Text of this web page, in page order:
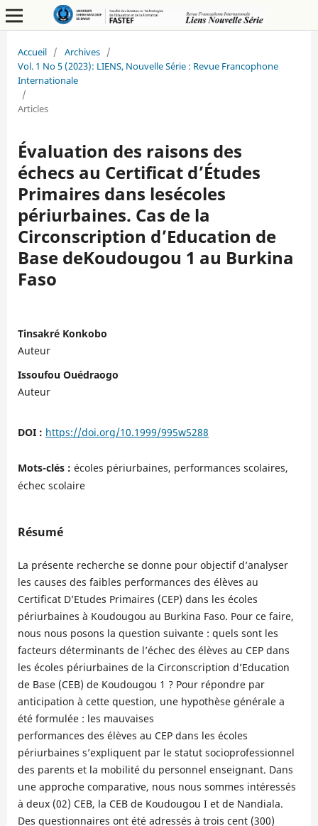
Accueil / Archives /
Vol. 1 No 5 (2023): LIENS, Nouvelle Série : Revue Francophone
Internationale
/
Articles
Évaluation des raisons des
échecs au Certificat d’Études
Primaires dans lesécoles
périurbaines. Cas de la
Circonscription d’Education de
Base deKoudougou 1 au Burkina
Faso
Tinsakré Konkobo
Auteur
Issoufou Ouédraogo
Auteur
DOI : https://doi.org/10.1999/995w5288
Mots-clés : écoles périurbaines, performances scolaires,
échec scolaire
Résumé
La présente recherche se donne pour objectif d’analyser
les causes des faibles performances des élèves au
Certificat D’Etudes Primaires (CEP) dans les écoles
périurbaines à Koudougou au Burkina Faso. Pour ce faire,
nous nous posons la question suivante : quels sont les
facteurs déterminants de l’échec des élèves au CEP dans
les écoles périurbaines de la Circonscription d’Education
de Base (CEB) de Koudougou 1 ? Pour répondre par
anticipation à cette question, une hypothèse générale a
été formulée : les mauvaises
performances des élèves au CEP dans les écoles
périurbaines s’expliquent par le statut socioprofessionnel
des parents et la mobilité du personnel enseignant. Dans
une approche comparative, nous nous sommes intéressés
à deux (02) CEB, la CEB de Koudougou I et de Nandiala.
Des questionnaires ont été adressés à trois cent (300)